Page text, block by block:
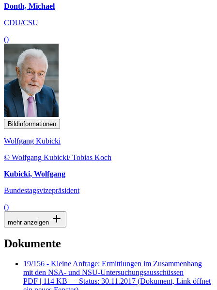
()
Bildinformationen
Wolfgang Kubicki
© Wolfgang Kubicki/ Tobias Koch
Kubicki, Wolfgang
Bundestagsvizepräsident
()
mehr anzeigen
Dokumente
mit den NSA- und NSU-Untersuchungsausschüssen
PDF| 114 KB — Status: 30.11.2017
19/164 - Gesetzentwurf: Entwurf eines Gesetzes über die
Feststellung des Wirtschaftsplans des ERP-Sondervermögens
für das Jahr 2018 (ERP-Wirtschaftsplangesetz 2018)